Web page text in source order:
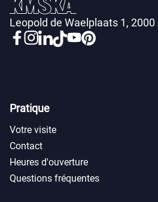
Leopold de Waelplaats 1,
Pratique
Votre visite
Contact
Heures d'ouverture
Questions fréquentes